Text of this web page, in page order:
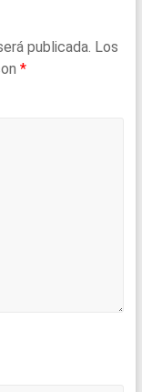
publicada. Los
*